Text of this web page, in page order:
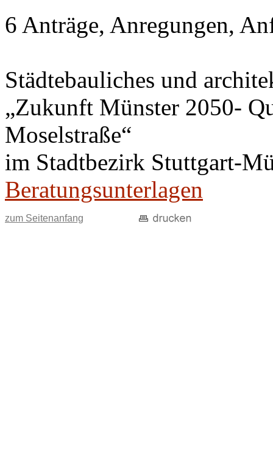
6 Anträge, Anregungen,
Städtebauliches und
„Zukunft Münster 2050-
Moselstraße“
im Stadtbezirk Stuttgart-
Beratungsunterlagen
zum Seitenanfang